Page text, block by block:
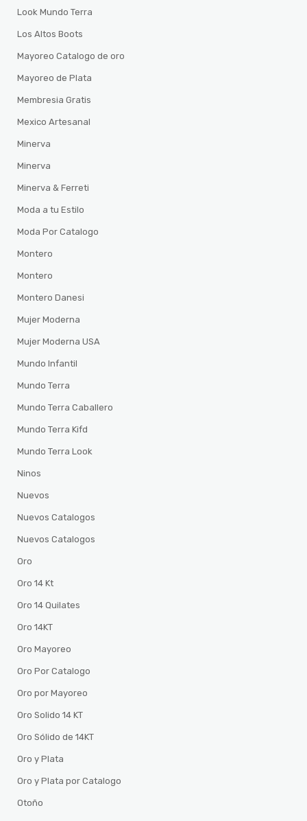
Look Mundo Terra
Los Altos Boots
Mayoreo Catalogo de oro
Mayoreo de Plata
Membresia Gratis
Mexico Artesanal
Minerva
Minerva
Minerva & Ferreti
Moda a tu Estilo
Moda Por Catalogo
Montero
Montero
Montero Danesi
Mujer Moderna
Mujer Moderna USA
Mundo Infantil
Mundo Terra
Mundo Terra Caballero
Mundo Terra Kifd
Mundo Terra Look
Ninos
Nuevos
Nuevos Catalogos
Nuevos Catalogos
Oro
Oro 14 Kt
Oro 14 Quilates
Oro 14KT
Oro Mayoreo
Oro Por Catalogo
Oro por Mayoreo
Oro Solido 14 KT
Oro Sólido de 14KT
Oro y Plata
Oro y Plata por Catalogo
Otoño